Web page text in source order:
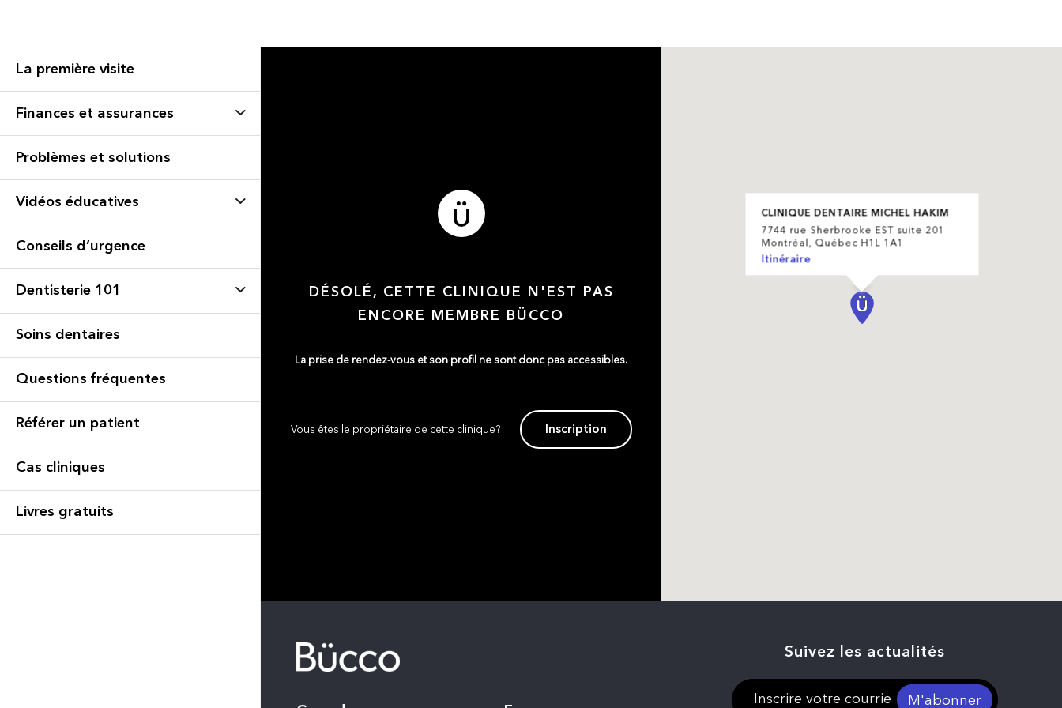
La première visite
Finances et assurances
Problèmes et solutions
Vidéos éducatives
Conseils d’urgence
Dentisterie 101
Soins dentaires
Questions fréquentes
Référer un patient
Cas cliniques
Livres gratuits
DÉSOLÉ, CETTE CLINIQUE N'EST PAS
ENCORE MEMBRE BÜCCO
La prise de rendez-vous et son profil ne sont donc pas accessibles.
Vous êtes le propriétaire de cette clinique? Inscription
CLINIQUE DENTAIRE MICHEL HAKIM
7744 rue Sherbrooke EST suite 201
Montréal, Québec H1L 1A1
Itinéraire
Suivez les actualités
M'abonner